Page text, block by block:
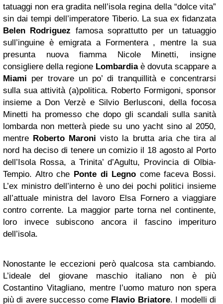
tatuaggi non era gradita nell’isola regina della “dolce vita”
sin dai tempi dell’imperatore Tiberio. La sua ex fidanzata
Belen Rodriguez famosa soprattutto per un tatuaggio
sull’inguine è emigrata a Formentera , mentre la sua
presunta nuova fiamma Nicole Minetti, insigne
consigliere della regione Lombardiaè dovuta scappare a
Miami per trovare un po’ di tranquillità e concentrarsi
sulla sua attività (a)politica. Roberto Formigoni, sponsor
insieme a Don Verzè e Silvio Berlusconi, della focosa
Minetti ha promesso che dopo gli scandali sulla sanità
lombarda non metterà piede su uno yacht sino al 2050,
mentre Roberto Maroni visto la brutta aria che tira al
nord ha deciso di tenere un comizio il 18 agosto al Porto
dell’Isola Rossa, a Trinita’ d’Agultu, Provincia di Olbia-
Tempio. Altro che Ponte di Legno come faceva Bossi.
L’ex ministro dell’interno è uno dei pochi politici insieme
all’attuale ministra del lavoro Elsa Fornero a viaggiare
contro corrente. La maggior parte torna nel continente,
loro invece subiscono ancora il fascino imperituro
dell’isola.
Nonostante le eccezioni però qualcosa sta cambiando.
L’ideale del giovane maschio italiano non è più
Costantino Vitagliano, mentre l’uomo maturo non spera
più di avere successo come Flavio Briatore. I modelli di